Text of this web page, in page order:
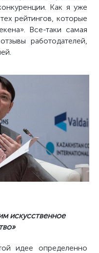
Как я уже
рейтингов, которые
Все-таки самая
работодателей,
искусственное
идее определенно